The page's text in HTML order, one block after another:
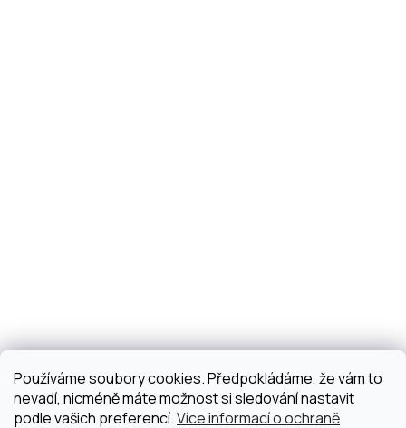
Používáme soubory cookies. Předpokládáme, že vám to
nevadí, nicméně máte možnost si sledování nastavit
podle vašich preferencí.Více informací o ochraně